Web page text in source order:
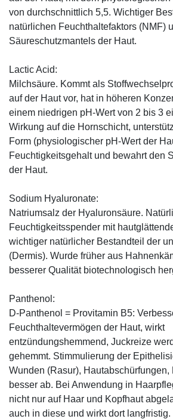
von durchschnittlich 5,5. Wichtiger
natürlichen Feuchthaltefaktors (NMF)
Säureschutzmantels der Haut.
Lactic Acid:
Milchsäure. Kommt als
auf der Haut vor, hat in höheren
einem niedrigen pH-Wert von 2 bis 3
Wirkung auf die Hornschicht,
Form (physiologischer pH-Wert der
Feuchtigkeitsgehalt und bewahrt den
der Haut.
Sodium Hyaluronate:
Natriumsalz der Hyaluronsäure.
Feuchtigkeitsspender mit
wichtiger natürlicher Bestandteil der
(Dermis). Wurde früher aus
besserer Qualität biotechnologisch
Panthenol:
D-Panthenol = Provitamin B5:
Feuchthaltevermögen der Haut, wirkt
entzündungshemmend, Juckreize
gehemmt. Stimmulierung der
Wunden (Rasur), Hautabschürfungen,
besser ab. Bei Anwendung in
nicht nur auf Haar und Kopfhaut
auch in diese und wirkt dort